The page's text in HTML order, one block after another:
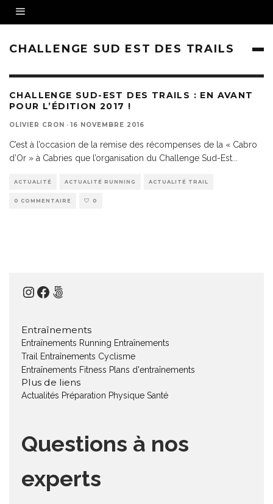
CHALLENGE SUD EST DES TRAILS
CHALLENGE SUD-EST DES TRAILS : EN AVANT
POUR L’ÉDITION 2017 !
OLIVIER CRON · 16 NOVEMBRE 2016
C’est à l’occasion de la remise des récompenses de la « Cabro
d’Or » à Cabries que l’organisation du Challenge Sud-Est
ACTUALITÉ ACTUALITÉ RUNNING ACTUALITÉ TRAIL
0 COMMENTAIRE 0
Instagram
Facebook
500px
Entraînements
Entraînements Running Entraînements
Trail
Entraînements Cyclisme
Entraînements Fitness Plans d'entraînements
Plus de liens
Actualités Préparation Physique Santé
Questions à nos
experts